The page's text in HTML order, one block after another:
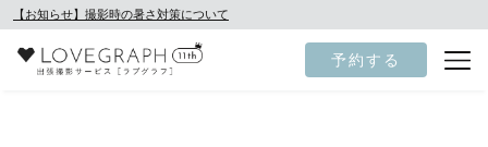
【お知らせ】撮影時の暑さ対策について
予約する